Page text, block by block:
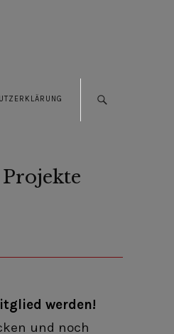
Projekte
werden!
und noch